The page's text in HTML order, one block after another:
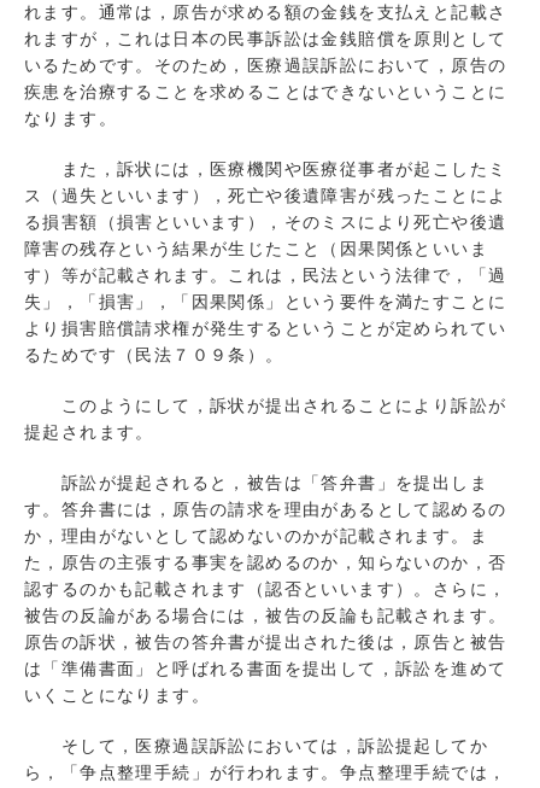
れます。通常は，原告が求める額の金銭を支払えと記載さ
れますが，これは日本の民事訴訟は金銭賠償を原則として
いるためです。そのため，医療過誤訴訟において，原告の
疾患を治療することを求めることはできないということに
なります。
また，訴状には，医療機関や医療従事者が起こしたミ
ス（過失といいます），死亡や後遺障害が残ったことによ
る損害額（損害といいます），そのミスにより死亡や後遺
障害の残存という結果が生じたこと（因果関係といいま
す）等が記載されます。これは，民法という法律で，「過
失」，「損害」，「因果関係」という要件を満たすことに
より損害賠償請求権が発生するということが定められてい
るためです（民法７０９条）。
このようにして，訴状が提出されることにより訴訟が
提起されます。
訴訟が提起されると，被告は「答弁書」を提出しま
す。答弁書には，原告の請求を理由があるとして認めるの
か，理由がないとして認めないのかが記載されます。ま
た，原告の主張する事実を認めるのか，知らないのか，否
認するのかも記載されます（認否といいます）。さらに，
被告の反論がある場合には，被告の反論も記載されます。
原告の訴状，被告の答弁書が提出された後は，原告と被告
は「準備書面」と呼ばれる書面を提出して，訴訟を進めて
いくことになります。
そして，医療過誤訴訟においては，訴訟提起してか
ら，「争点整理手続」が行われます。争点整理手続では，